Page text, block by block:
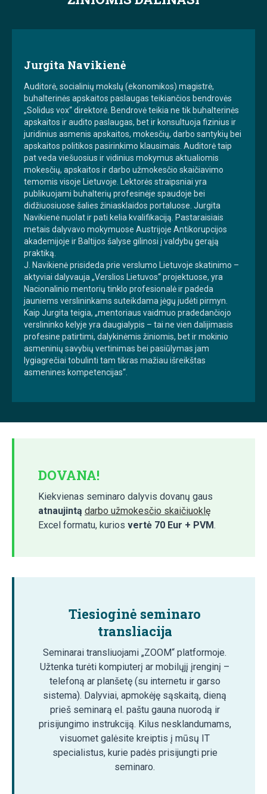
Jurgita Navikienė
Auditorė, socialinių mokslų (ekonomikos) magistrė,
buhalterinės apskaitos paslaugas teikiančios bendrovės
„Solidus vox“ direktorė. Bendrovė teikia ne tik buhalterinės
apskaitos ir audito paslaugas, bet ir konsultuoja fizinius ir
juridinius asmenis apskaitos, mokesčių, darbo santykių bei
apskaitos politikos pasirinkimo klausimais. Auditorė taip
pat veda viešuosius ir vidinius mokymus aktualiomis
mokesčių, apskaitos ir darbo užmokesčio skaičiavimo
temomis visoje Lietuvoje. Lektorės straipsniai yra
publikuojami buhalterių profesinėje spaudoje bei
didžiuosiuose šalies žiniasklaidos portaluose. Jurgita
Navikienė nuolat ir pati kelia kvalifikaciją. Pastaraisiais
metais dalyvavo mokymuose Austrijoje Antikorupcijos
akademijoje ir Baltijos šalyse gilinosi į valdybų gerąją
praktiką.
J. Navikienė prisideda prie verslumo Lietuvoje skatinimo –
aktyviai dalyvauja „Verslios Lietuvos“ projektuose, yra
Nacionalinio mentorių tinklo profesionalė ir padeda
jauniems verslininkams suteikdama jėgų judėti pirmyn.
Kaip Jurgita teigia, „mentoriaus vaidmuo pradedančiojo
verslininko kelyje yra daugialypis – tai ne vien dalijimasis
profesine patirtimi, dalykinėmis žiniomis, bet ir mokinio
asmeninių savybių vertinimas bei pasiūlymas jam
lygiagrečiai tobulinti tam tikras mažiau išreikštas
asmenines kompetencijas“.
DOVANA!
Kiekvienas seminaro dalyvis dovanų gaus
atnaujintą darbo užmokesčio skaičiuoklę
Excel formatu, kurios vertė 70 Eur + PVM.
Tiesioginė seminaro
transliacija
Seminarai transliuojami „ZOOM“ platformoje.
Užtenka turėti kompiuterį ar mobilųjį įrenginį –
telefoną ar planšetę (su internetu ir garso
sistema). Dalyviai, apmokėję sąskaitą, dieną
prieš seminarą el. paštu gauna nuorodą ir
prisijungimo instrukciją. Kilus nesklandumams,
visuomet galėsite kreiptis į mūsų IT
specialistus, kurie padės prisijungti prie
seminaro.